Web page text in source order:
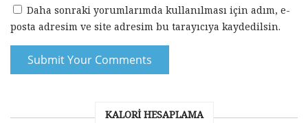
Daha sonraki yorumlarımda kullanılması için adım, e-
posta adresim ve site adresim bu tarayıcıya kaydedilsin.
KALORI HESAPLAMA